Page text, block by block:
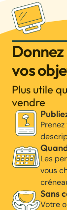
vos
Plus utile
vendre
Les
vous
Sans
Votre